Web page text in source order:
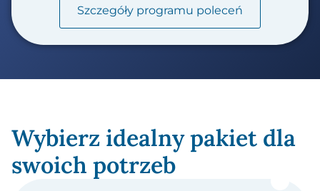
Szczegóły programu poleceń
Wybierz idealny pakiet dla
swoich potrzeb